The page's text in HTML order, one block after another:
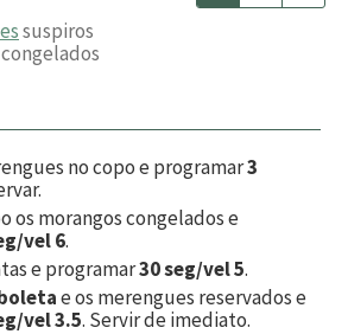
suspiros
congelados
no copo e programar3
os morangos congelados e
vel 6.
e programar30 seg/vel 5.
e os merengues reservados e
vel 3.5. Servir de imediato.